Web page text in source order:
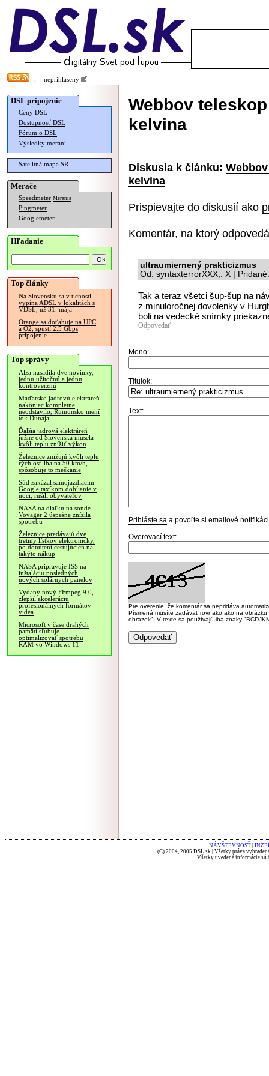
neprihlásený
DSL pripojenie
Ceny DSL
Dostupnosť DSL
Fórum o DSL
Výsledky meraní
Satelitná mapa SR
Merače
Speedmeter Merania
Pingmeter
Googlemeter
Hľadanie
Top články
Na Slovensku sa v tichosti
vypína ADSL v lokalitách s
VDSL, už 31. mája
Orange sa doťahuje na UPC
a O2, spustí 2.5 Gbps
pripojenie
Top správy
Alza nasadila dve novinky,
jednu užitočnú a jednu
kontroverznú
Maďarsko jadrovú elektráreň
nakoniec kompletne
neodstavilo, Rumunsko mení
tok Dunaja
Ďalšia jadrová elektráreň
južne od Slovenska musela
kvôli teplu znížiť výkon
Železnice znižujú kvôli teplu
rýchlosť iba na 50 km/h,
spôsobuje to meškanie
Súd zakázal samojazdiacim
Google taxíkom dobíjanie v
noci, rušili obyvateľov
NASA na diaľku na sonde
Voyager 2 úspešne znížila
spotrebu
Železnice predávajú dve
tretiny lístkov elektronicky,
po donútení cestujúcich na
takýto nákup
NASA pripravuje ISS na
inštaláciu posledných
nových solárnych panelov
Vydaný nový FFmpeg 9.0,
zlepšil akceleráciu
profesionálnych formátov
videa
Microsoft v čase drahých
pamätí sľubuje
optimalizovať spotrebu
RAM vo Windows 11
Webbov
kelvina
Diskusia k článku:
kelvina
Prispievajte do diskusií ako
Komentár, na ktorý
ultraumiernený prakticizmus
Od: syntaxterrorXXX,. X |
Tak a teraz všetci šup-šup na
z minuloročnej dovolenky v
boli na vedecké snímky
Odpovedať
Meno:
Titulok:
Text:
Prihláste sa a povoľte si emailové
Overovací text:
Pre overenie, že komentár sa nepridáva
Písmená musíte zadávať rovnako ako na
obrázok". V texte sa používajú iba znaky
NÁVŠTEVNOSŤ
(C) 2004, 2005 DSL.sk | Všetky práva
Všetky uvedené informácie sú